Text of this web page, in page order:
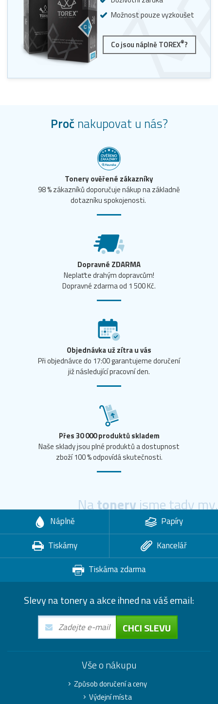
Možnost pouze vyzkoušet
Co jsou náplně TOREX®?
Proč nakupovat u nás?
Tonery ověřené zákazníky
98 % zákazníků doporučuje nákup na základně
dotazníku spokojenosti.
Dopravné ZDARMA
Neplaťte drahým dopravcům!
Dopravné zdarma od 1 500 Kč.
Objednávka už zítra u vás
Při objednávce do 17:00 garantujeme doručení
již následující pracovní den.
Přes 30 000 produktů skladem
Naše sklady jsou plné produktů a dostupnost
zboží 100 % odpovídá skutečnosti.
Natoneryjsme tady my.
Náplně
Papíry
Tiskárny
Kancelář
Tiskárna zdarma
Slevy na tonery a akce ihned na váš email:
CHCI SLEVU
Vše o nákupu
Způsob doručení a ceny
Výdejní místa